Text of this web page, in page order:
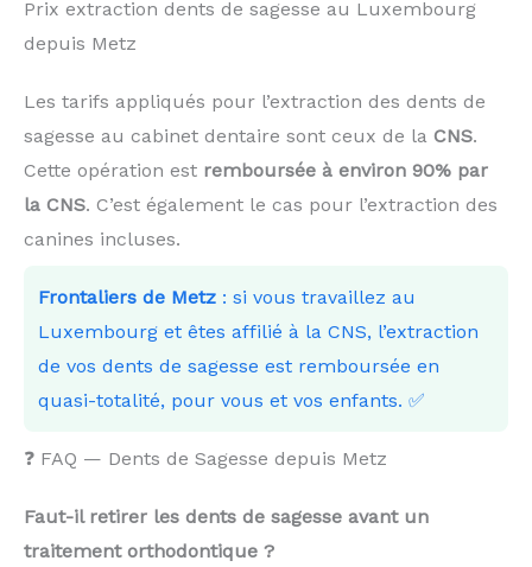
Prix extraction dents de sagesse au Luxembourg
depuis Metz
Les tarifs appliqués pour l’extraction des dents de
sagesse au cabinet dentaire sont ceux de la CNS.
Cette opération est remboursée à environ 90% par
la CNS. C’est également le cas pour l’extraction des
canines incluses.
Frontaliers de Metz : si vous travaillez au
Luxembourg et êtes affilié à la CNS, l’extraction
de vos dents de sagesse est remboursée en
quasi-totalité, pour vous et vos enfants. ✅
❓ FAQ — Dents de Sagesse depuis Metz
Faut-il retirer les dents de sagesse avant un
traitement orthodontique ?